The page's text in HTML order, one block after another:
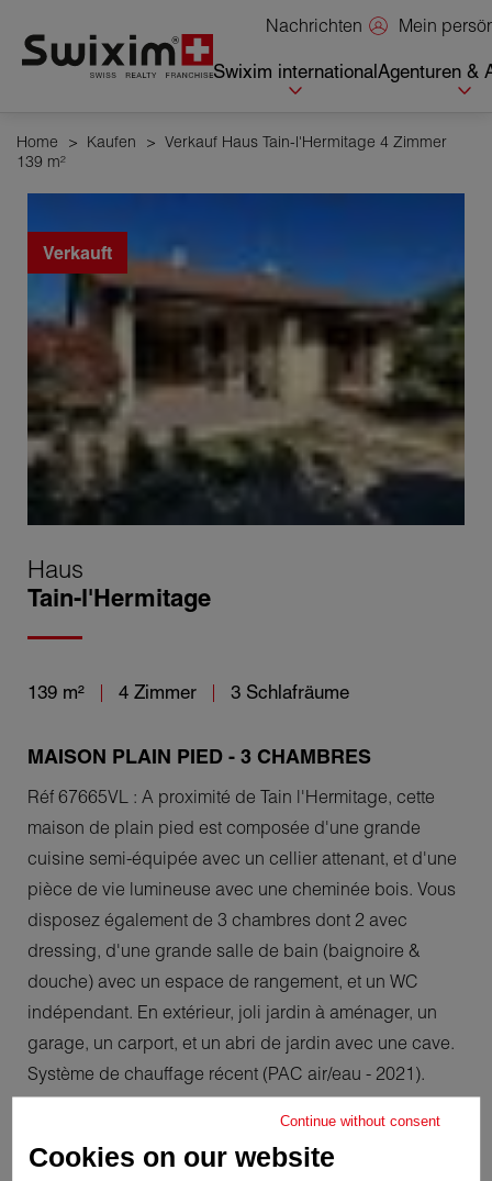
Nachrichten Mein
Swixim internationalAgenturen &
Home > Kaufen > Verkauf Haus Tain-l'Hermitage 4 Zimmer
139 m²
Verkauft
Haus
Tain-l'Hermitage
139 m² 4 Zimmer 3 Schlafräume
MAISON PLAIN PIED - 3 CHAMBRES
Réf 67665VL : A proximité de Tain l'Hermitage, cette
maison de plain pied est composée d'une grande
cuisine semi-équipée avec un cellier attenant, et d'une
pièce de vie lumineuse avec une cheminée bois. Vous
disposez également de 3 chambres dont 2 avec
dressing, d'une grande salle de bain (baignoire &
douche) avec un espace de rangement, et un WC
indépendant. En extérieur, joli jardin à aménager, un
garage, un carport, et un abri de jardin avec une cave.
Système de chauffage récent (PAC air/eau - 2021).
Cette maison bien agencée offre encore un potentiel
exemple..). L'ensemble sur un terrain clos de 715m2
Continue without consent
Cookies on our website